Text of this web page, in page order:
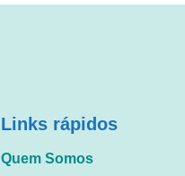
Links rápidos
Quem Somos